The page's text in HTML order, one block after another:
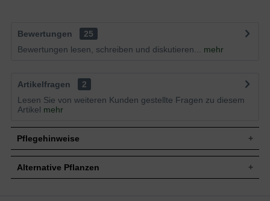
Bewertungen
25
Bewertungen lesen, schreiben und diskutieren...
mehr
Artikelfragen
2
Lesen Sie von weiteren Kunden gestellte Fragen zu diesem
Artikel mehr
Pflegehinweise
Pflanz- und Pflegetipps Acer tataricum ginnala /
Alternative Pflanzen